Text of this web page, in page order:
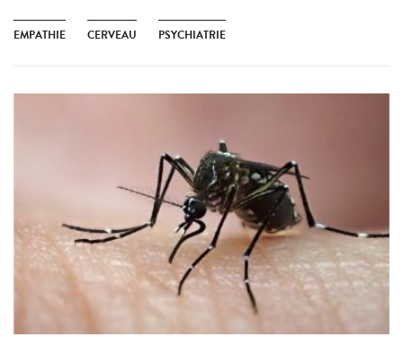
EMPATHIE CERVEAU PSYCHIATRIE